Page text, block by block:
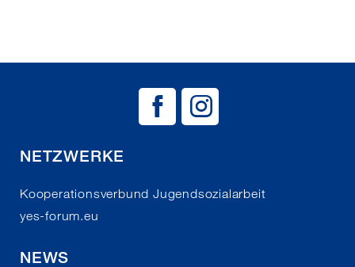
NETZWERKE
Kooperationsverbund Jugendsozialarbeit
yes-forum.eu
NEWS
BAG EJSA